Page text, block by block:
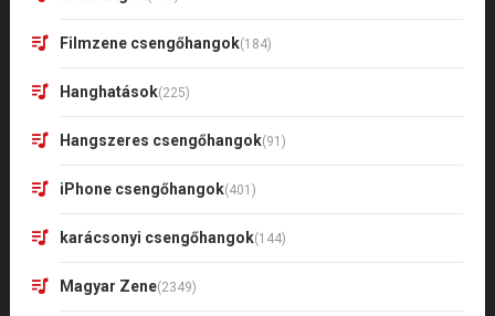
Filmzene csengőhangok(184)
Hanghatások(225)
Hangszeres csengőhangok(91)
iPhone csengőhangok(401)
karácsonyi csengőhangok(144)
Magyar Zene(2349)